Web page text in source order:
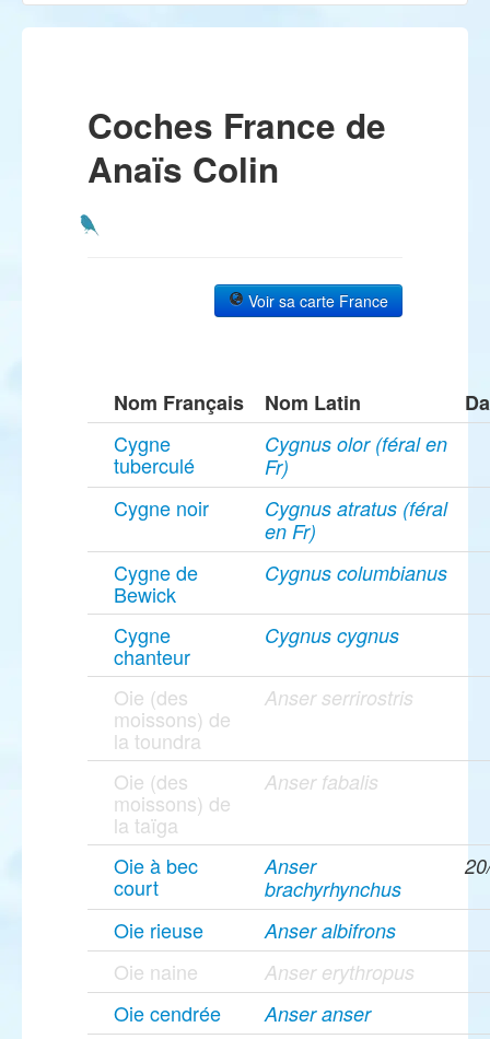
Coches France de
Anaïs Colin
Voir sa carte France
Nom Français Nom Latin
Cygne
tuberculé
Cygnus olor (féral en
Fr)
Cygne noir
Cygnus atratus (féral
en Fr)
Cygne de
Bewick
Cygnus columbianus
Cygne
chanteur
Cygnus cygnus
Oie (des
moissons) de
la toundra
Anser serrirostris
Oie (des
moissons) de
la taïga
Anser fabalis
Oie à bec
court
Anser
brachyrhynchus
Oie rieuse Anser albifrons
Oie naine Anser erythropus
Oie cendrée Anser anser